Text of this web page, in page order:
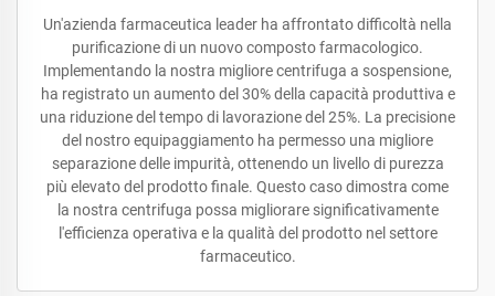
Un'azienda farmaceutica leader ha affrontato difficoltà nella
purificazione di un nuovo composto farmacologico.
Implementando la nostra migliore centrifuga a sospensione,
ha registrato un aumento del 30% della capacità produttiva e
una riduzione del tempo di lavorazione del 25%. La precisione
del nostro equipaggiamento ha permesso una migliore
separazione delle impurità, ottenendo un livello di purezza
più elevato del prodotto finale. Questo caso dimostra come
la nostra centrifuga possa migliorare significativamente
l'efficienza operativa e la qualità del prodotto nel settore
farmaceutico.